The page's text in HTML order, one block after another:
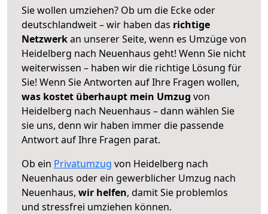
Sie wollen umziehen? Ob um die Ecke oder
deutschlandweit – wir haben das richtige
Netzwerkan unserer Seite, wenn es Umzüge von
Heidelberg nach Neuenhaus geht! Wenn Sie nicht
weiterwissen – haben wir die richtige Lösung für
Sie! Wenn Sie Antworten auf Ihre Fragen wollen,
was kostet überhaupt mein Umzug von
Heidelberg nach Neuenhaus – dann wählen Sie
sie uns, denn wir haben immer die passende
Antwort auf Ihre Fragen parat.
Ob ein Privatumzug von Heidelberg nach
Neuenhaus oder ein gewerblicher Umzug nach
Neuenhaus, wir helfen, damit Sie problemlos
und stressfrei umziehen können.